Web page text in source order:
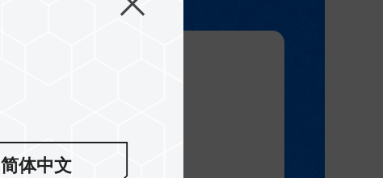
简体中文